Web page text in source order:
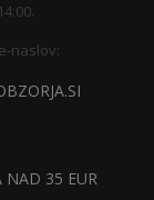
naslov:
NAD 35 EUR